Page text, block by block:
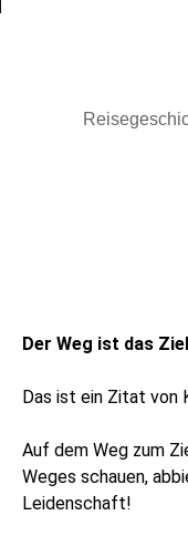
Der Weg ist das Ziel
Das ist ein Zitat von
Auf dem Weg zum
Weges schauen,
Leidenschaft!